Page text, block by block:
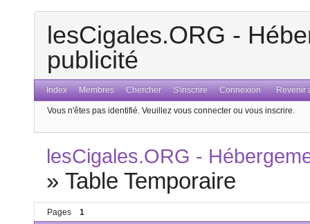
lesCigales.ORG -
publicité
Index Membres Chercher S'inscrire Connexion Revenir
Vous n'êtes pas identifié. Veuillez vous connecter ou vous inscrire.
lesCigales.ORG -
»Table Temporaire
Pages 1